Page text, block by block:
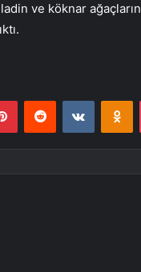
ve köknar
PinterestReddit